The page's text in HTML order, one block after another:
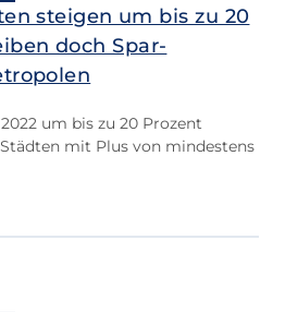
steigen um bis zu 20
doch Spar-
um bis zu 20 Prozent
mit Plus von mindestens